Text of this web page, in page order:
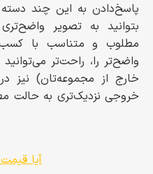
پاسخ‌دادن به این چند
بتوانید به تصویر
مطلوب و متناسب با
واضح‌تر را، راحت‌تر
خارج از مجموعه‌تان) نیز
خروجی نزدیک‌تری به حالت
آیا